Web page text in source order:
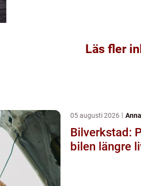
Läs fler
05 augusti 2026
Bilverkstad:
bilen längre